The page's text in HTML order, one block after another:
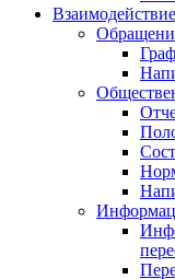
Взаимодействие